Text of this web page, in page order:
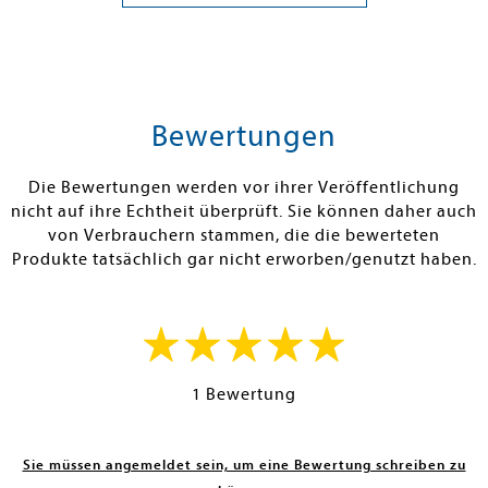
Warenkorb
Bewertungen
Die Bewertungen werden vor ihrer Veröffentlichung
nicht auf ihre Echtheit überprüft. Sie können daher auch
von Verbrauchern stammen, die die bewerteten
Produkte tatsächlich gar nicht erworben/genutzt haben.
1 Bewertung
Sie müssen angemeldet sein, um eine Bewertung schreiben zu